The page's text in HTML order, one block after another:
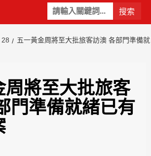
關
鍵
Primary
Menu
28
五一黃金周將至大批旅客訪澳 各部門準備就
周將至大批旅客
門準備就緒已有